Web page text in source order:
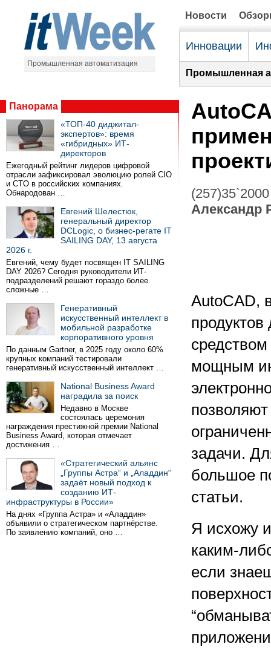
Промышленная автоматизация
Новости
Инновации
Промышленная
Панорама
«ТОП-40 диджитал-
экспертов»: время
«гибридных» ИТ-
директоров
Ежегодный рейтинг лидеров цифровой
отрасли зафиксировал эволюцию ролей CIO
и CTO в российских компаниях.
Обнародован …
Евгений Шелестюк,
генеральный директор
DCLogic, о бизнес-регате IT
SAILING DAY, 13 августа
2026 г.
Евгений, чему будет посвящен IT SAILING
DAY 2026? Сегодня руководители ИТ-
подразделений решают гораздо более
сложные …
Генеративный
искусственный интеллект в
мобильной разработке
корпоративного уровня
По данным Gartner, в 2025 году около 60%
крупных компаний тестировали
генеративный искусственный интеллект …
National Business Award
наградила за поиск
Недавно в Москве
состоялась церемония
награждения престижной премии National
Business Award, которая отмечает
достижения …
«Стратегический альянс
„Группы Астра“ и „Аладдин“
задаёт новый подход к
созданию ИТ-
инфраструктуры в России»
На днях «Группа Астра» и «Аладдин»
объявили о стратегическом партнёрстве.
По заявлению компаний, оно …
(257)35`2000
Александр
AutoCAD,
мощным
задачи.
большое
статьи.
Я исхожу
каким-
если